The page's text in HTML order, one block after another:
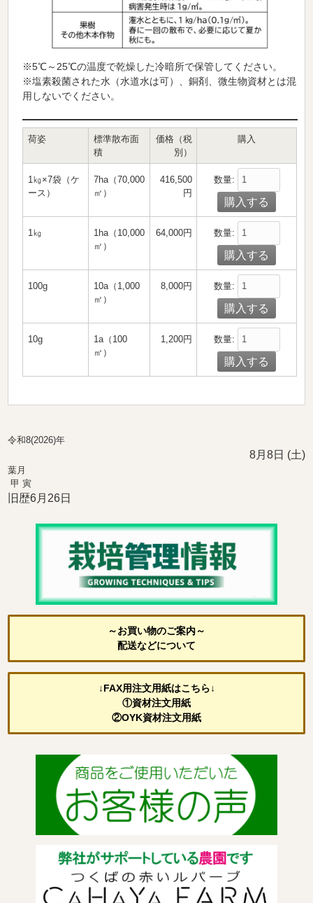
※5℃～25℃の温度で乾燥した冷暗所で保管してください。
※塩素殺菌された水（水道水は可）、銅剤、微生物資材とは混
用しないでください。
荷姿
標準散布面
積
価格（税
別）
購入
1㎏×7袋（ケ
ース）
7ha（70,000
㎡）
416,500
円
数量:
1㎏
1ha（10,000
㎡）
64,000円 数量:
100g
10a（1,000
㎡）
8,000円 数量:
10g
1a（100
㎡）
1,200円 数量:
令和8(2026)年
8月8日 (土)
葉月
甲 寅
旧歴6月26日
～お買い物のご案内～
配送などについて
↓FAX用注文用紙はこちら↓
①資材注文用紙
②OYK資材注文用紙